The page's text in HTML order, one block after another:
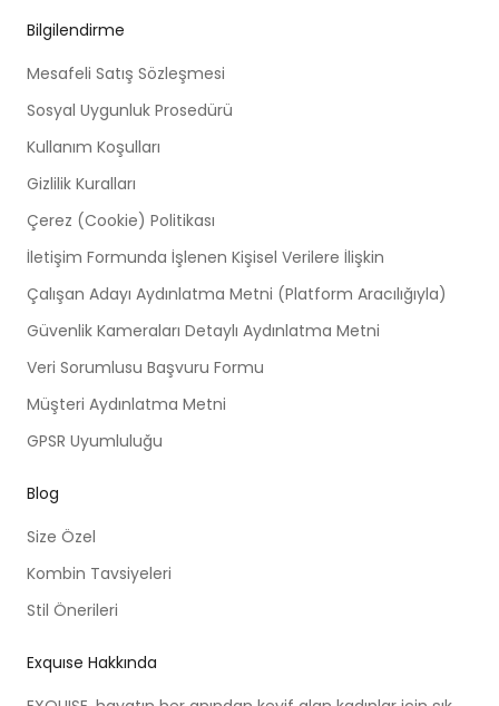
Bilgilendirme
Mesafeli Satış Sözleşmesi
Sosyal Uygunluk Prosedürü
Kullanım Koşulları
Gizlilik Kuralları
Çerez (Cookie) Politikası
İletişim Formunda İşlenen Kişisel Verilere İlişkin
Çalışan Adayı Aydınlatma Metni (Platform Aracılığıyla)
Güvenlik Kameraları Detaylı Aydınlatma Metni
Veri Sorumlusu Başvuru Formu
Müşteri Aydınlatma Metni
GPSR Uyumluluğu
Blog
Size Özel
Kombin Tavsiyeleri
Stil Önerileri
Exquıse Hakkında